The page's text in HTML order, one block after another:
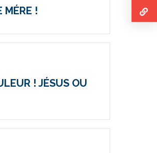
MÉRE !
! JÉSUS OU